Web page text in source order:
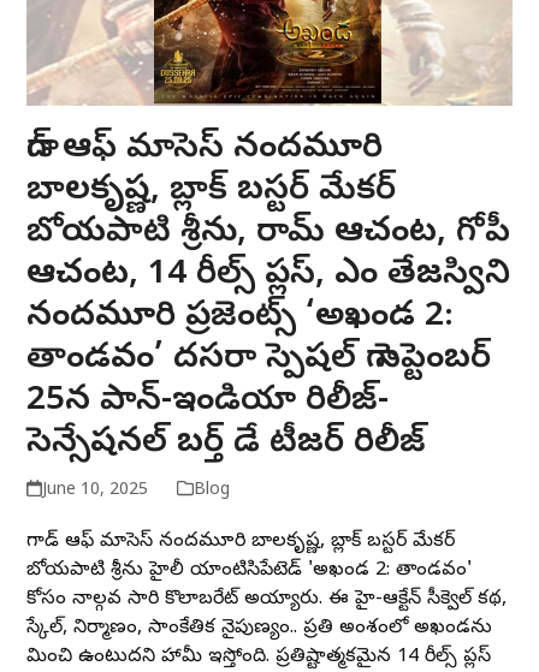
గాడ్ ఆఫ్ మాసెస్ నందమూరి
బాలకృష్ణ, బ్లాక్ బస్టర్ మేకర్
బోయపాటి శ్రీను, రామ్ ఆచంట, గోపీ
ఆచంట, 14 రీల్స్ ప్లస్, ఎం తేజస్విని
నందమూరి ప్రజెంట్స్ ‘అఖండ 2:
తాండవం’ దసరా స్పెషల్ గా సెప్టెంబర్
25న పాన్-ఇండియా రిలీజ్-
సెన్సేషనల్ బర్త్ డే టీజర్ రిలీజ్
June 10, 2025 Blog
గాడ్ ఆఫ్ మాసెస్ నందమూరి బాలకృష్ణ, బ్లాక్ బస్టర్ మేకర్
బోయపాటి శ్రీను హైలీ యాంటిసిపేటెడ్ 'అఖండ 2: తాండవం'
కోసం నాల్గవ సారి కొలాబరేట్ అయ్యారు. ఈ హై-ఆక్టేన్ సీక్వెల్ కథ,
స్కేల్, నిర్మాణం, సాంకేతిక నైపుణ్యం.. ప్రతి అంశంలో అఖండను
మించి ఉంటుదని హామీ ఇస్తోంది. ప్రతిష్టాత్మకమైన 14 రీల్స్ ప్లస్